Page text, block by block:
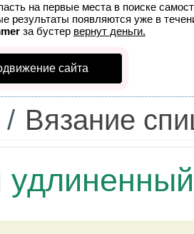
на первые места в поиске
результаты появляются уже в
за бустер вернут деньги.
сайта
/ Вязание